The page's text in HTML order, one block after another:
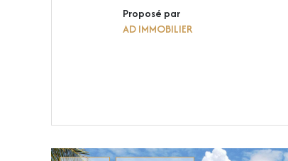
Proposé par
AD IMMOBILIER